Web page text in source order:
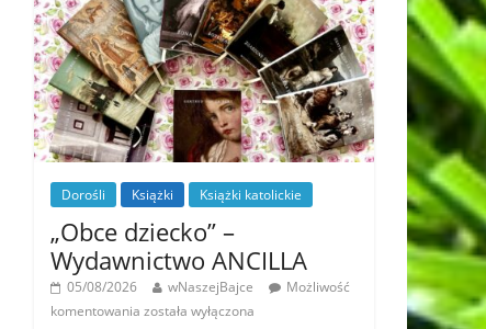
Dorośli Książki Książki katolickie
„Obce dziecko” –
Wydawnictwo ANCILLA
05/08/2026 wNaszejBajce
Możliwość
komentowania została wyłączona